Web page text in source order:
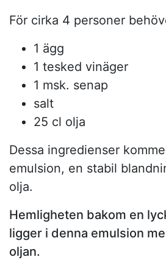
För cirka 4 personer
1 ägg
1 tesked vinäger
1 msk. senap
salt
25 cl olja
Dessa ingredienser
emulsion, en stabil
olja.
Hemligheten bakom en
ligger i denna emulsion
oljan.